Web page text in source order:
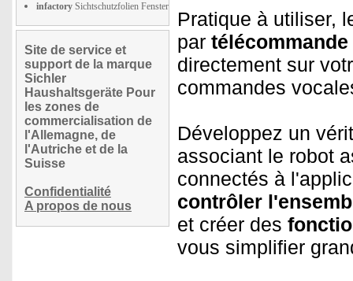
infactory Sichtschutzfolien Fenster
Site de service et
support de la marque
Sichler
Haushaltsgeräte Pour
les zones de
commercialisation de
l'Allemagne, de
l'Autriche et de la
Suisse
Confidentialité
A propos de nous
Pratique à utiliser,
par télécommande
directement sur
commandes
Développez un
associant le robot
connectés à
contrôler
et créer des
vous simplifier